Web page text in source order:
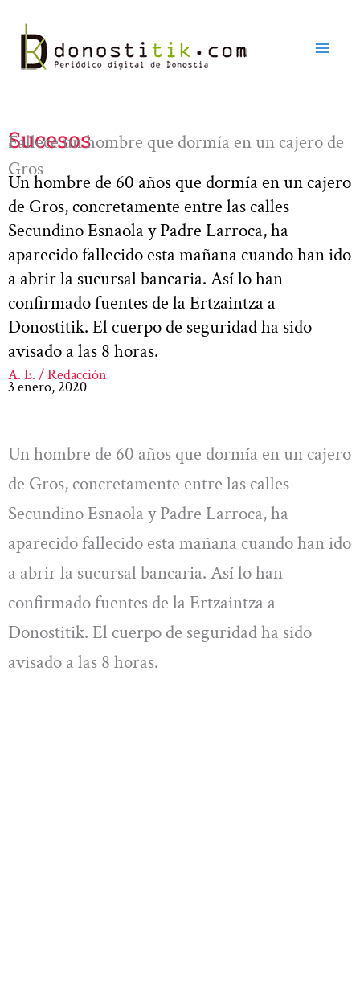
contenido
Sucesos
Fallece un hombre que dormía en un cajero de
Gros
Un hombre de 60 años que dormía en un cajero
de Gros, concretamente entre las calles
Secundino Esnaola y Padre Larroca, ha
aparecido fallecido esta mañana cuando han ido
a abrir la sucursal bancaria. Así lo han
confirmado fuentes de la Ertzaintza a
Donostitik. El cuerpo de seguridad ha sido
avisado a las 8 horas.
A. E. / Redacción
3 enero, 2020
Un hombre de 60 años que dormía en un cajero
de Gros, concretamente entre las calles
Secundino Esnaola y Padre Larroca, ha
aparecido fallecido esta mañana cuando han ido
a abrir la sucursal bancaria. Así lo han
confirmado fuentes de la Ertzaintza a
Donostitik. El cuerpo de seguridad ha sido
avisado a las 8 horas.